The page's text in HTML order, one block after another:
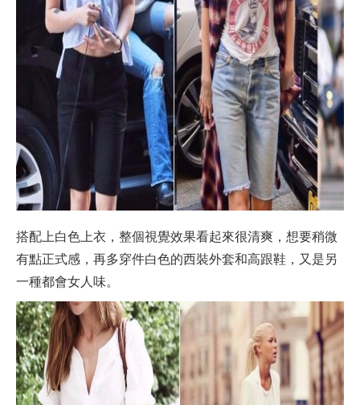
搭配上白色上衣，整個視覺效果看起來很清爽，想要稍微
有點正式感，再多穿件白色的西裝外套和高跟鞋，又是另
一種都會女人味。